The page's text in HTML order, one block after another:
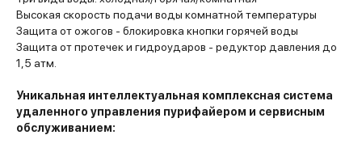
Высокая скорость подачи воды комнатной температуры
Защита от ожогов - блокировка кнопки горячей воды
Защита от протечек и гидроударов - редуктор давления до
1,5 атм.
Уникальная интеллектуальная комплексная система
удаленного управления пурифайером и сервисным
обслуживанием: